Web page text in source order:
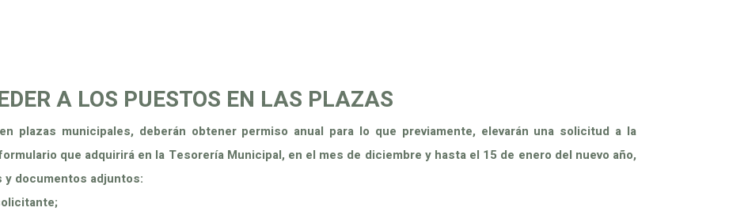
A LOS PUESTOS EN LAS PLAZAS
plazas municipales, deberán obtener permiso anual para lo que previamente, elevarán una solicitud a la
que adquirirá en la Tesorería Municipal, en el mes de diciembre y hasta el 15 de enero del nuevo año,
documentos adjuntos: